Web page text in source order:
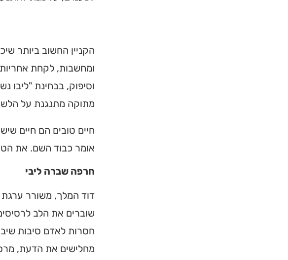
הקניין החשוב ביותר
ומחשבות, לקחת
וסיפוק, בבחינת "ליבו
מתוקה מתנגנת על
חיים טובים הם חיים
אומר כבוד השם. את
חרפה שברה ליבי
דוד המלך, משורר ערגת
שוברים את הלב
חסרות לאדם סיבות
מחלישים את הדעת,